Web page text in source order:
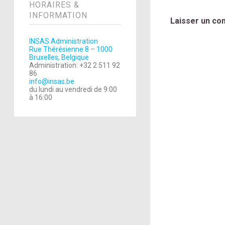
HORAIRES &
INFORMATION
INSAS Administration
Rue Thérésienne 8 – 1000
Bruxelles, Belgique
Administration: +32 2 511 92
86
info@insas.be
du lundi au vendredi de 9:00
à 16:00
Laisser un